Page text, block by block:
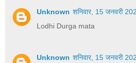
Unknown शनिवार, 15 जनवरी
Lodhi Durga mata
Unknown शनिवार, 15 जनवरी